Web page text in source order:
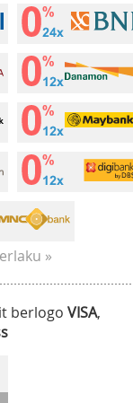
»
berlogo VISA,